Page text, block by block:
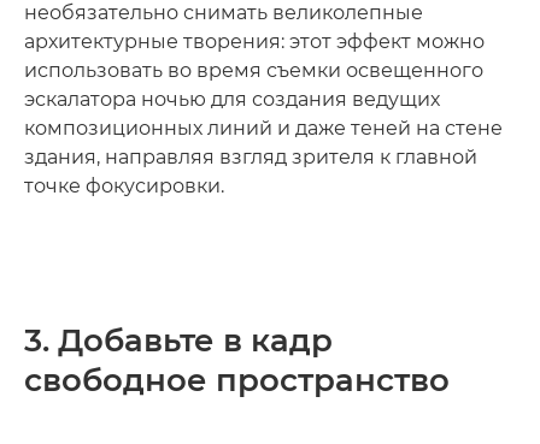
необязательно снимать великолепные
архитектурные творения: этот эффект можно
использовать во время съемки освещенного
эскалатора ночью для создания ведущих
композиционных линий и даже теней на стене
здания, направляя взгляд зрителя к главной
точке фокусировки.
3. Добавьте в кадр
свободное пространство